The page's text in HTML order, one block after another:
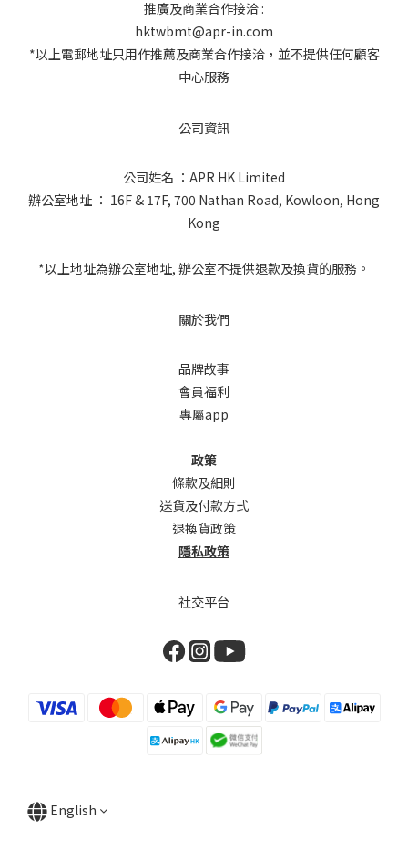
推廣及商業合作接洽 :
hktwbmt@apr-in.com
*以上電郵地址只用作推薦及商業合作接洽，並不提供任何顧客
中心服務
公司資訊
公司姓名 ：APR HK Limited
辦公室地址 ： 16F & 17F, 700 Nathan Road, Kowloon, Hong
Kong
*以上地址為辦公室地址, 辦公室不提供退款及換貨的服務。
關於我們
品牌故事
會員福利
專屬app
政策
條款及細則
送貨及付款方式
退換貨政策
隱私政策
社交平台
English